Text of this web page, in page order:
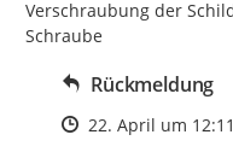
Verschraubung der
Schraube
Rückmeldung
Zeitpunkt des
22. April um 12:11